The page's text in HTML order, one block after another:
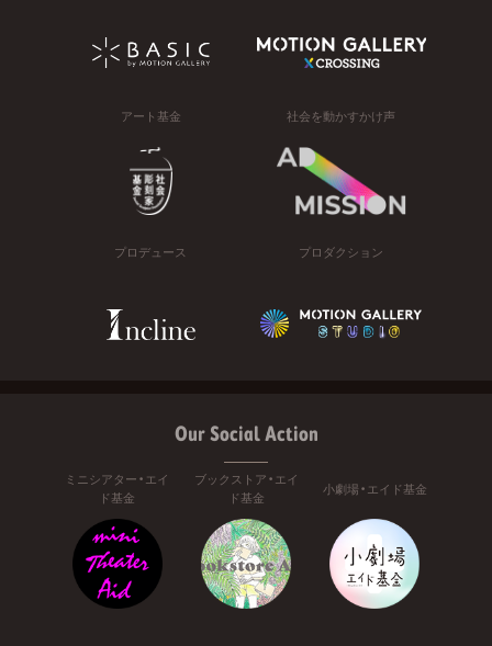
アート基金 社会を動かすかけ声
プロデュース プロダクション
Our Social Action
ミニシアター・エイ
ド基金
ブックストア・エイ
ド基金
小劇場・エイド基金